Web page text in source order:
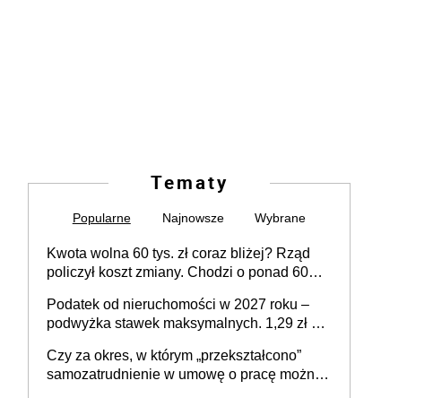
Tematy
Popularne Najnowsze Wybrane
Kwota wolna 60 tys. zł coraz bliżej? Rząd
policzył koszt zmiany. Chodzi o ponad 60
Podatek od nieruchomości w 2027 roku –
podwyżka stawek maksymalnych. 1,29 zł za
budynków i lokali związanych z
prowadzeniem działalności gospodarczej
Czy za okres, w którym „przekształcono”
samozatrudnienie w umowę o pracę można